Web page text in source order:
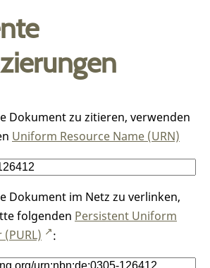
Dokument zu zitieren, verwenden
Uniform Resource Name (URN)
Dokument im Netz zu verlinken,
folgenden Persistent Uniform
: